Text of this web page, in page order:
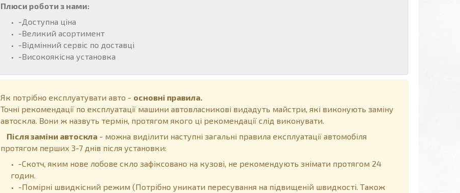
Плюси роботи з нами:
-Доступна ціна
-Великий асортимент
-Відмінний сервіс по доставці
-Високоякісна установка
Як потрібно експлуатувати авто - основні правила.
Точні рекомендації по експлуатації машини автовласникові видадуть майстри, які виконують заміну
автоскла. Вони ж назвуть термін, протягом якого ці рекомендації слід виконувати.
Після заміни автоскла - можна виділити наступні загальні правила експлуатації автомобіля
протягом перших 3-7 днів після установки:
-Скотч, яким нове лобове скло зафіксовано на кузові, не рекомендують знімати протягом 24
годин.
-Помірні швидкісний режим (Потрібно уникати пересування на підвищеній швидкості. Також